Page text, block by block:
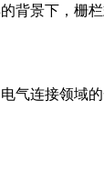
背景下，栅
气连接领域的